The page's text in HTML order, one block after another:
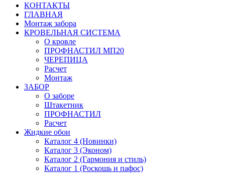
КОНТАКТЫ
ГЛАВНАЯ
Монтаж забора
КРОВЕЛЬНАЯ СИСТЕМА
О кровле
ПРОФНАСТИЛ МП20
ЧЕРЕПИЦА
Расчет
Монтаж
ЗАБОР
О заборе
Штакетник
ПРОФНАСТИЛ
Расчет
Жидкие обои
Каталог 4 (Новинки)
Каталог 3 (Эконом)
Каталог 2 (Гармония и стиль)
Каталог 1 (Роскошь и пафос)